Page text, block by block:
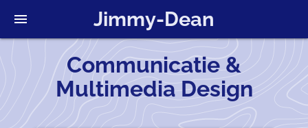
Jimmy-Dean
menu
Communicatie &
Multimedia Design